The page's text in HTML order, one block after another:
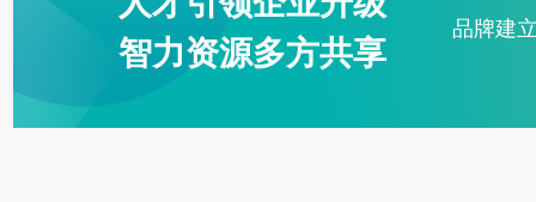
智力资源多方共享
品牌建